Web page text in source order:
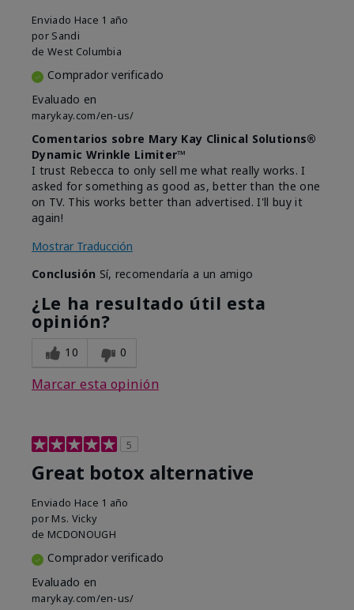
Enviado Hace 1 año
por Sandi
de West Columbia
Comprador verificado
Evaluado en
marykay.com/en-us/
Comentarios sobre Mary Kay Clinical Solutions®
Dynamic Wrinkle Limiter™
I trust Rebecca to only sell me what really works. I
asked for something as good as, better than the one
on TV. This works better than advertised. I'll buy it
again!
Mostrar Traducción
Conclusión Sí, recomendaría a un amigo
¿Le ha resultado útil esta
opinión?
10 0
Marcar esta opinión
5
Great botox alternative
Enviado Hace 1 año
por Ms. Vicky
de MCDONOUGH
Comprador verificado
Evaluado en
marykay.com/en-us/